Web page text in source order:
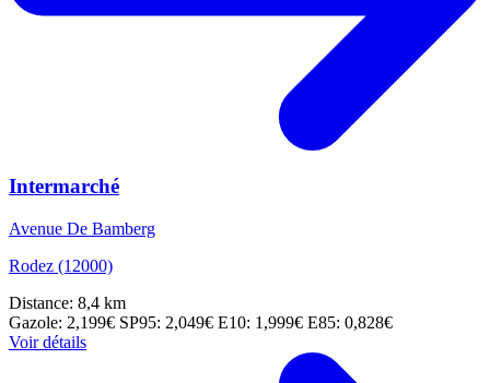
Intermarché
Avenue De Bamberg
Rodez (12000)
Distance: 8,4 km
Gazole: 2,199€ SP95: 2,049€ E10: 1,999€ E85: 0,828€
Voir détails